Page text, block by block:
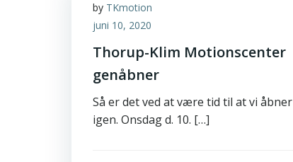
by TKmotion
juni 10, 2020
Thorup-Klim Motionscenter
genåbner
Så er det ved at være tid til at vi
igen. Onsdag d. 10. […]